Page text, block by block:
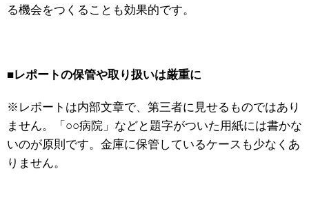
る機会をつくることも効果的です。
■レポートの保管や取り扱いは厳重に
※レポートは内部文章で、第三者に見せるものではあり
ません。「○○病院」などと題字がついた用紙には書かな
いのが原則です。金庫に保管しているケースも少なくあ
りません。